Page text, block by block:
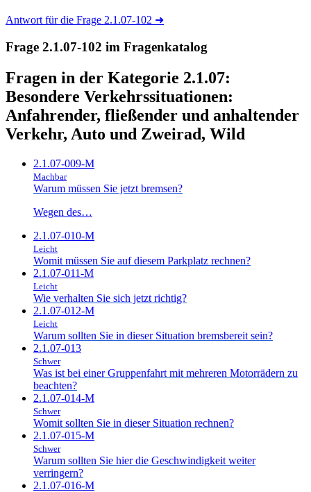
Antwort für die Frage 2.1.07-102 ➜
Frage 2.1.07-102 im Fragenkatalog
Fragen in der Kategorie 2.1.07:
Besondere Verkehrssituationen:
Anfahrender, fließender und anhaltender
Verkehr, Auto und Zweirad, Wild
2.1.07-009-M
Machbar
Warum müssen Sie jetzt bremsen?
Wegen des…
2.1.07-010-M
Leicht
Womit müssen Sie auf diesem Parkplatz rechnen?
2.1.07-011-M
Leicht
Wie verhalten Sie sich jetzt richtig?
2.1.07-012-M
Leicht
Warum sollten Sie in dieser Situation bremsbereit sein?
2.1.07-013
Schwer
Was ist bei einer Gruppenfahrt mit mehreren Motorrädern zu
beachten?
2.1.07-014-M
Schwer
Womit sollten Sie in dieser Situation rechnen?
2.1.07-015-M
Schwer
Warum sollten Sie hier die Geschwindigkeit weiter
verringern?
2.1.07-016-M